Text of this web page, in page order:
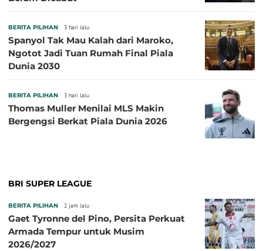
BERITA PILIHAN 3 hari lalu
Spanyol Tak Mau Kalah dari Maroko,
Ngotot Jadi Tuan Rumah Final Piala
Dunia 2030
BERITA PILIHAN 3 hari lalu
Thomas Muller Menilai MLS Makin
Bergengsi Berkat Piala Dunia 2026
BRI SUPER LEAGUE
BERITA PILIHAN 2 jam lalu
Gaet Tyronne del Pino, Persita Perkuat
Armada Tempur untuk Musim
2026/2027